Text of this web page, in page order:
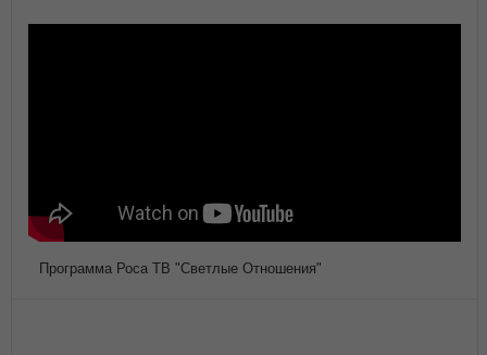
Программа Роса ТВ "Светлые Отношения"